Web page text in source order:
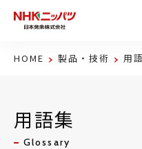
製品・技術
HOME 製品・技術 用
用語集
Glossary